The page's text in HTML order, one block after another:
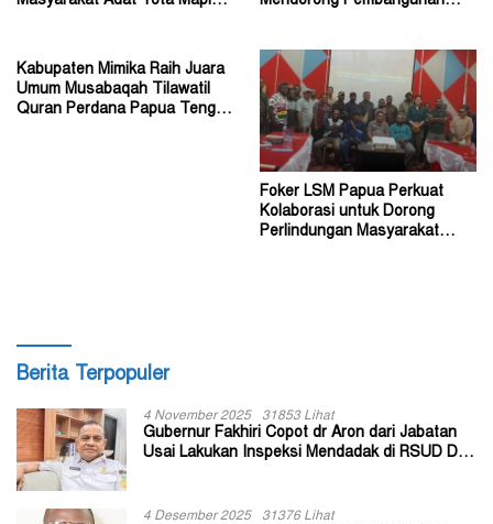
Kabupaten Mimika Raih Juara
Umum Musabaqah Tilawatil
Quran Perdana Papua Tengah
Foker LSM Papua Perkuat
Kolaborasi untuk Dorong
Perlindungan Masyarakat
Berita Terpopuler
4 November 2025 31853 Lihat
Gubernur Fakhiri Copot dr Aron dari Jabatan
Usai Lakukan Inspeksi Mendadak di RSUD Dok
4 Desember 2025 31376 Lihat